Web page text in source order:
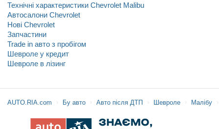
Технічні характеристики Chevrolet Malibu
Автосалони Chevrolet
Нові Chevrolet
Запчастини
Trade in авто з пробігом
Шевроле у кредит
Шевроле в лізинг
AUTO.RIA.com Бу авто Авто після ДТП Шевроле Малібу